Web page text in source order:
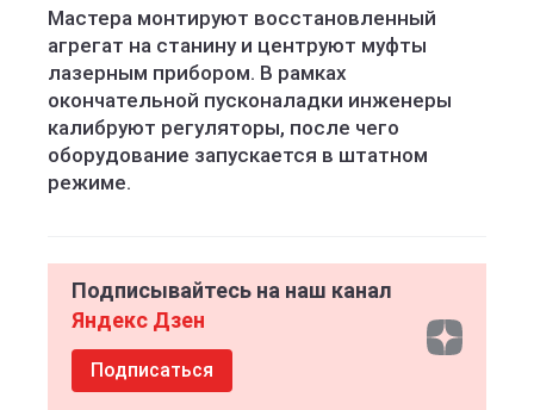
Мастера монтируют восстановленный
агрегат на станину и центруют муфты
лазерным прибором. В рамках
окончательной пусконаладки инженеры
калибруют регуляторы, после чего
оборудование запускается в штатном
режиме.
Подписывайтесь на наш канал
Яндекс Дзен
Подписаться